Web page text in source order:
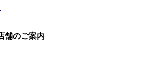
舗のご案内